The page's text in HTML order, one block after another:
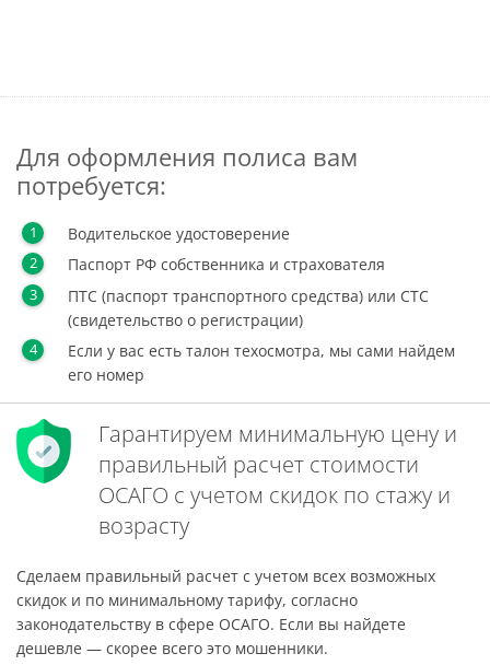
Для оформления полиса вам
потребуется:
Водительское удостоверение
Паспорт РФ собственника и страхователя
ПТС (паспорт транспортного средства) или СТС
(свидетельство о регистрации)
Если у вас есть талон техосмотра, мы сами найдем
его номер
Гарантируем минимальную цену и
правильный расчет стоимости
ОСАГО с учетом скидок по стажу и
возрасту
Сделаем правильный расчет с учетом всех возможных
скидок и по минимальному тарифу, согласно
законодательству в сфере ОСАГО. Если вы найдете
дешевле — скорее всего это мошенники.